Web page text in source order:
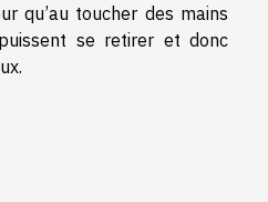
qu’au toucher des mains
se retirer et donc